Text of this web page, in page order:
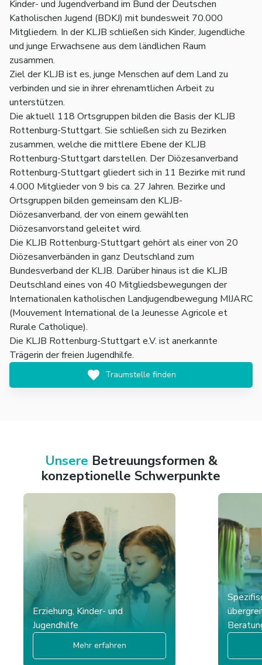
Kinder- und Jugendverband im Bund der Deutschen
Katholischen Jugend (BDKJ) mit bundesweit 70.000
Mitgliedern. In der KLJB schließen sich Kinder, Jugendliche
und junge Erwachsene aus dem ländlichen Raum
zusammen.
Ziel der KLJB ist es, junge Menschen auf dem Land zu
verbinden und sie in ihrer ehrenamtlichen Arbeit zu
unterstützen.
Die aktuell 118 Ortsgruppen bilden die Basis der KLJB
Rottenburg-Stuttgart. Sie schließen sich zu Bezirken
zusammen, welche die mittlere Ebene der KLJB
Rottenburg-Stuttgart darstellen. Der Diözesanverband
Rottenburg-Stuttgart gliedert sich in 11 Bezirke mit rund
4.000 Mitglieder von 9 bis ca. 27 Jahren. Bezirke und
Ortsgruppen bilden gemeinsam den KLJB-
Diözesanverband, der von einem gewählten
Diözesanvorstand geleitet wird.
Die KLJB Rottenburg-Stuttgart gehört als einer von 20
Diözesanverbänden in ganz Deutschland zum
Bundesverband der KLJB. Darüber hinaus ist die KLJB
Deutschland eines von 40 Mitgliedsbewegungen der
Internationalen katholischen Landjugendbewegung MIJARC
(Mouvement International de la Jeunesse Agricole et
Rurale Catholique).
Die KLJB Rottenburg-Stuttgart e.V. ist anerkannte
Trägerin der freien Jugendhilfe.
Traumstelle finden
Unsere Betreuungsformen &
konzeptionelle Schwerpunkte
Erziehung, Kinder- und
Jugendhilfe
Mehr erfahren